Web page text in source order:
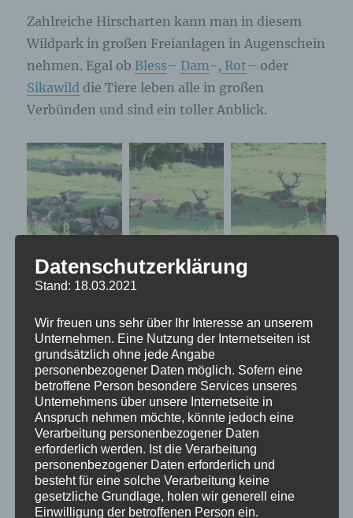
Zahlreiche Hirscharten kann man in diesem
Wildpark in großen Freianlagen in Augenschein
nehmen. Egal ob Bless– Dam-, Rot– oder
Sikawild die Tiere leben alle in großen
Verbünden und sind ein toller Anblick.
Datenschutzerklärung
Stand: 18.03.2021
Wir freuen uns sehr über Ihr Interesse an unserem
Unternehmen. Eine Nutzung der Internetseiten ist
grundsätzlich ohne jede Angabe
personenbezogener Daten möglich. Sofern eine
betroffene Person besondere Services unseres
Unternehmens über unsere Internetseite in
Anspruch nehmen möchte, könnte jedoch eine
Verarbeitung personenbezogener Daten
erforderlich werden. Ist die Verarbeitung
personenbezogener Daten erforderlich und
besteht für eine solche Verarbeitung keine
gesetzliche Grundlage, holen wir generell eine
Einwilligung der betroffenen Person ein.